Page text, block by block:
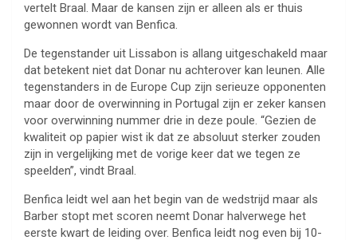
vertelt Braal. Maar de kansen zijn er alleen als er thuis
gewonnen wordt van Benfica.
De tegenstander uit Lissabon is allang uitgeschakeld maar
dat betekent niet dat Donar nu achterover kan leunen. Alle
tegenstanders in de Europe Cup zijn serieuze opponenten
maar door de overwinning in Portugal zijn er zeker kansen
voor overwinning nummer drie in deze poule. “Gezien de
kwaliteit op papier wist ik dat ze absoluut sterker zouden
zijn in vergelijking met de vorige keer dat we tegen ze
speelden”, vindt Braal.
Benfica leidt wel aan het begin van de wedstrijd maar als
Barber stopt met scoren neemt Donar halverwege het
eerste kwart de leiding over. Benfica leidt nog even bij 10-